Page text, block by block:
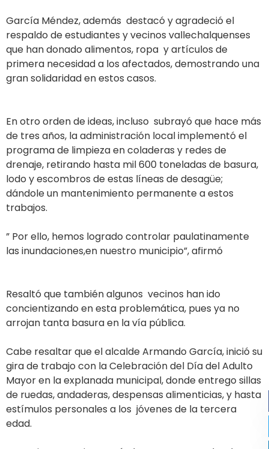
García Méndez, además destacó y agradeció el
respaldo de estudiantes y vecinos vallechalquenses
que han donado alimentos, ropa y artículos de
primera necesidad a los afectados, demostrando una
gran solidaridad en estos casos.
En otro orden de ideas, incluso subrayó que hace más
de tres años, la administración local implementó el
programa de limpieza en coladeras y redes de
drenaje, retirando hasta mil 600 toneladas de basura,
lodo y escombros de estas líneas de desagüe;
dándole un mantenimiento permanente a estos
trabajos.
” Por ello, hemos logrado controlar paulatinamente
las inundaciones,en nuestro municipio”, afirmó
Resaltó que también algunos vecinos han ido
concientizando en esta problemática, pues ya no
arrojan tanta basura en la vía pública.
Cabe resaltar que el alcalde Armando García, inició su
gira de trabajo con la Celebración del Día del Adulto
Mayor en la explanada municipal, donde entrego sillas
de ruedas, andaderas, despensas alimenticias, y hasta
estímulos personales a los jóvenes de la tercera
edad.